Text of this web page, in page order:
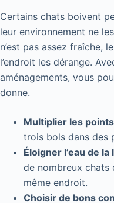
Certains chats boivent
leur environnement ne
n’est pas assez fraîche,
l’endroit les dérange.
aménagements, vous
donne.
Multiplier les points
trois bols dans des
Éloigner l’eau de
de nombreux
même endroit.
Choisir de bons